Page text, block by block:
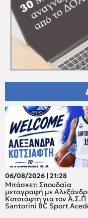
06/08/2026 | 21:28
Μπάσκετ: Σπουδαία
μεταγραφή με
Κοτσιάφτη για τον A.Σ.Π
Santorini BC Sport